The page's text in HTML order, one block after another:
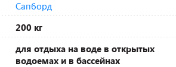
Сапборд
200 кг
для отдыха на воде в открытых
водоемах и в бассейнах